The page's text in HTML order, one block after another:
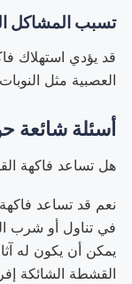
تسبب المشاكل
قد يؤدي استهلاك
العصبية مثل
أسئلة شائعة
هل تساعد فاكهة
نعم قد تساعد
في تناول أو شرب
يمكن أن يكون له
القشطة الشائكة